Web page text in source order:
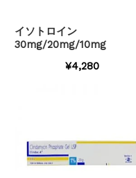
イソトロイン
30mg/20mg/10mg
¥4,280